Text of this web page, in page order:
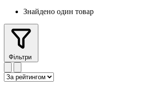
Знайдено один товар
Фільтри